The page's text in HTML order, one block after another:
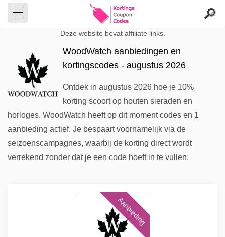
Deze website bevat affiliate links.
WoodWatch aanbiedingen en
kortingscodes - augustus 2026
Ontdek in augustus 2026 hoe je 10%
korting scoort op houten sieraden en
horloges. WoodWatch heeft op dit moment codes en 1
aanbieding actief. Je bespaart voornamelijk via de
seizoenscampagnes, waarbij de korting direct wordt
verrekend zonder dat je een code hoeft in te vullen.
Aanbieding